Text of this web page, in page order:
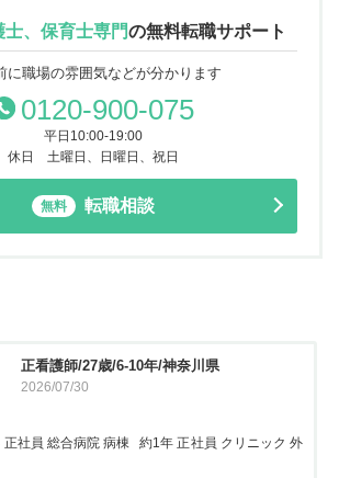
、保育士専門の無料転職サポート
に職場の雰囲気などが分かります
0120-900-075
平日10:00-19:00
休日 土曜日、日曜日、祝日
無料 転職相談
看護師/29歳/6-10年/神奈川県
2026/06/23
常勤 急性期病院 病棟 約3年 常勤 地域包括ケア病